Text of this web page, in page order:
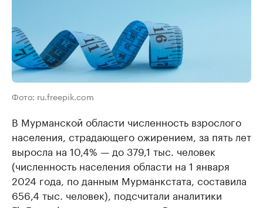
Фото: ru.freepik.com
В Мурманской области численность взрослого
населения, страдающего ожирением, за пять лет
выросла на 10,4% — до 379,1 тыс. человек
(численность населения области на 1 января
2024 года, по данным Мурманкстата, составила
656,4 тыс. человек), подсчитали аналитики